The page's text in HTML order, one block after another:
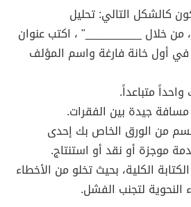
كالشكل التالي: تحليل
خلال _________" ، اكتب عنوان
أول خانة فارغة واسم المؤلف
متباعداً.
جيدة بين الفقرات.
من الورق الخاص بك إحدى
موجزة أو نقد أو استنتاج.
الكلية، بحيث تخلو من الأخطاء
النحوية لتجنب الفشل.